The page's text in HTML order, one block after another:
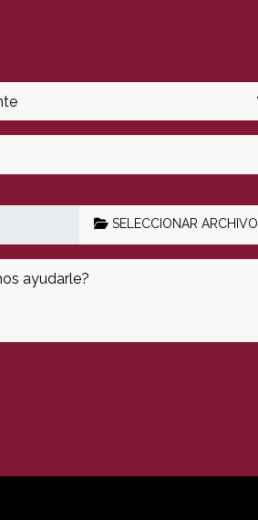
SELECCIONAR ARCHIVO